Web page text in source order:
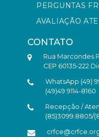
PERGUNTAS
AVALIAÇÃO
CONTATO
Rua Marcondes
CEP 60135-222
WhatsApp (49)
(49)49 9114-8160
Recepção /
(85)3099.8805/